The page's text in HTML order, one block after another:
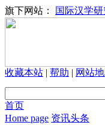
旗下网站： 国际汉学研
收藏本站 | 帮助 | 网站
首页
Home page 资讯头条